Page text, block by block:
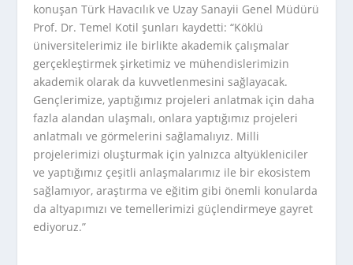
konuşan Türk Havacılık ve Uzay Sanayii Genel Müdürü
Prof. Dr. Temel Kotil şunları kaydetti: “Köklü
üniversitelerimiz ile birlikte akademik çalışmalar
gerçekleştirmek şirketimiz ve mühendislerimizin
akademik olarak da kuvvetlenmesini sağlayacak.
Gençlerimize, yaptığımız projeleri anlatmak için daha
fazla alandan ulaşmalı, onlara yaptığımız projeleri
anlatmalı ve görmelerini sağlamalıyız. Milli
projelerimizi oluşturmak için yalnızca altyükleniciler
ve yaptığımız çeşitli anlaşmalarımız ile bir ekosistem
sağlamıyor, araştırma ve eğitim gibi önemli konularda
da altyapımızı ve temellerimizi güçlendirmeye gayret
ediyoruz.”